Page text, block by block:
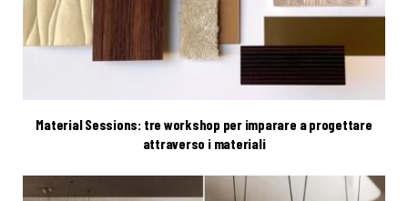
Material Sessions: tre workshop per imparare a progettare
attraverso i materiali